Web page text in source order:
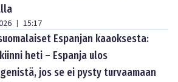
| 15:17
Espanjan kaaoksesta:
heti – Espanja ulos
jos se ei pysty turvaamaan